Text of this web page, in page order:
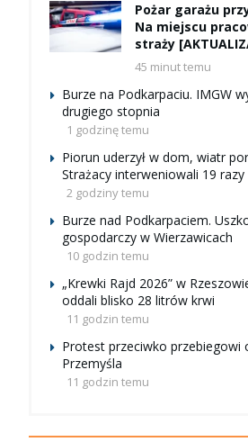
Pożar garażu
Na miejscu
straży
45 minut temu
Burze na Podkarpaciu. IMGW
drugiego stopnia
1 godzinę temu
Piorun uderzył w dom, wiatr
Strażacy interweniowali 19 razy
2 godziny temu
Burze nad Podkarpaciem.
gospodarczy w Wierzawicach
10 godzin temu
„Krewki Rajd 2026” w
oddali blisko 28 litrów krwi
11 godzin temu
Protest przeciwko przebiegowi
Przemyśla
11 godzin temu